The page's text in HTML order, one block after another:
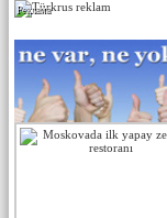
Реклама